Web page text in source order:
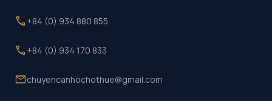
call +84 (0) 934 880 855
call +84 (0) 934 170 833
mailchuyencanhochothue@gmail.com